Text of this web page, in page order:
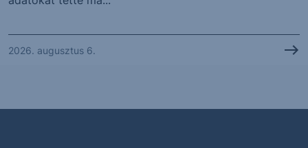
2026. augusztus 6.